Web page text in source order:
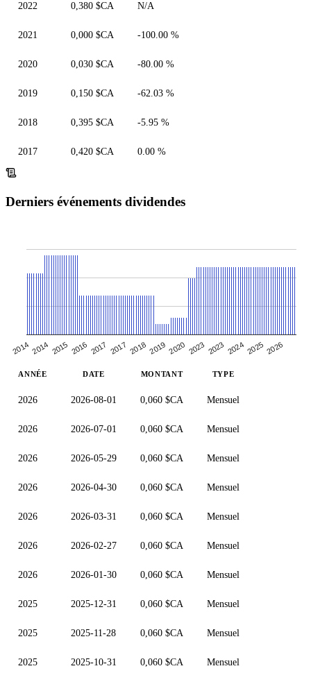
2022 0,380 $CA N/A
2021 0,000 $CA -100.00 %
2020 0,030 $CA -80.00 %
2019 0,150 $CA -62.03 %
2018 0,395 $CA -5.95 %
2017 0,420 $CA 0.00 %
Derniers événements dividendes
2014 2014 2015 2016 2017 2017 20182019 2020 2023 2023 2024 2025 2026
ANNÉE DATE MONTANT TYPE
2026 2026-08-01 0,060 $CA Mensuel
2026 2026-07-01 0,060 $CA Mensuel
2026 2026-05-29 0,060 $CA Mensuel
2026 2026-04-30 0,060 $CA Mensuel
2026 2026-03-31 0,060 $CA Mensuel
2026 2026-02-27 0,060 $CA Mensuel
2026 2026-01-30 0,060 $CA Mensuel
2025 2025-12-31 0,060 $CA Mensuel
2025 2025-11-28 0,060 $CA Mensuel
2025 2025-10-31 0,060 $CA Mensuel